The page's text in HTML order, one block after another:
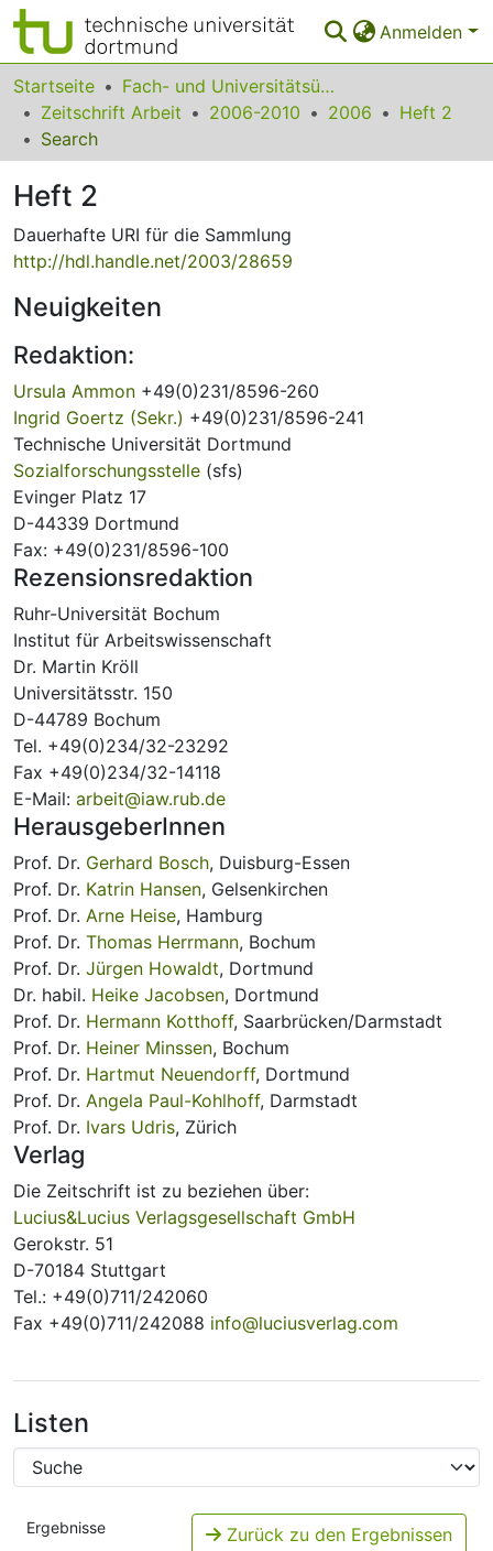
Anmelden
Bereiche & Sammlungen
Das gesamte Repositorium
Leitlinien
Zurück zur Startseite
Startseite
Fach- und Universitätsübergreifendes
Zeitschrift Arbeit
2006-2010 2006
Heft 2
Search
Heft 2
Dauerhafte URI für die Sammlung
http://hdl.handle.net/2003/28659
Neuigkeiten
Redaktion:
Ursula Ammon +49(0)231/8596-260
Ingrid Goertz (Sekr.) +49(0)231/8596-241
Technische Universität Dortmund
Sozialforschungsstelle (sfs)
Evinger Platz 17
D-44339 Dortmund
Fax: +49(0)231/8596-100
Rezensionsredaktion
Ruhr-Universität Bochum
Institut für Arbeitswissenschaft
Dr. Martin Kröll
Universitätsstr. 150
D-44789 Bochum
Tel. +49(0)234/32-23292
Fax +49(0)234/32-14118
E-Mail: arbeit@iaw.rub.de
HerausgeberInnen
Prof. Dr. Gerhard Bosch, Duisburg-Essen
Prof. Dr. Katrin Hansen, Gelsenkirchen
Prof. Dr. Arne Heise, Hamburg
Prof. Dr. Thomas Herrmann, Bochum
Prof. Dr. Jürgen Howaldt, Dortmund
Dr. habil. Heike Jacobsen, Dortmund
Prof. Dr. Hermann Kotthoff, Saarbrücken/Darmstadt
Prof. Dr. Heiner Minssen, Bochum
Prof. Dr. Hartmut Neuendorff, Dortmund
Prof. Dr. Angela Paul-Kohlhoff, Darmstadt
Prof. Dr. Ivars Udris, Zürich
Verlag
Die Zeitschrift ist zu beziehen über:
Lucius&Lucius Verlagsgesellschaft GmbH
Gerokstr. 51
D-70184 Stuttgart
Tel.: +49(0)711/242060
Fax +49(0)711/242088 info@luciusverlag.com
Listen
Ergebnisse Zurück zu den Ergebnissen